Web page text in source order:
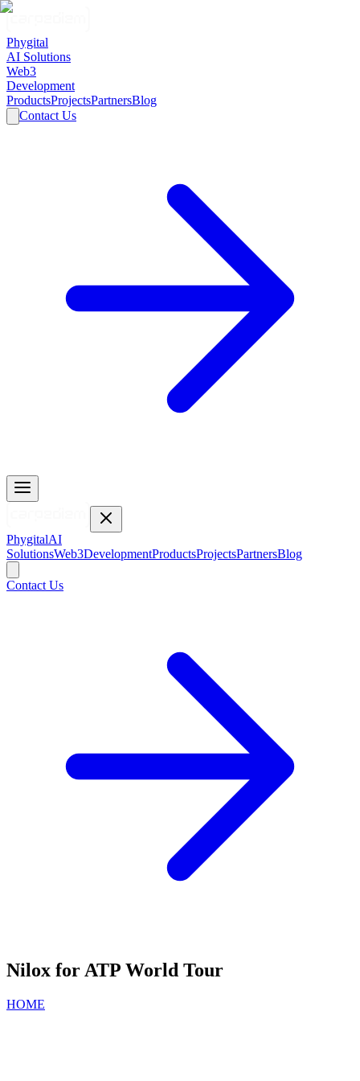
Phygital
AI Solutions
Web3
Development
ProductsProjectsPartnersBlog
Contact Us
PhygitalAI
SolutionsWeb3DevelopmentProductsProjectsPartnersBlog
Contact Us
Nilox for ATP World Tour
HOME